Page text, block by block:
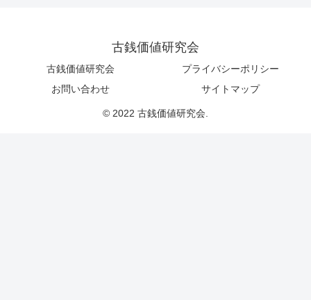
古銭価値研究会
古銭価値研究会
プライバシーポリシー
お問い合わせ
サイトマップ
© 2022 古銭価値研究会.